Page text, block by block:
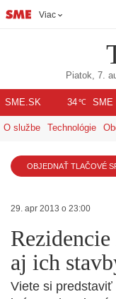
Viac
Piatok, 7.
SME.SK 34℃ SME
O službe Technológie
OBJEDNAŤ TLAČOVÉ
29. apr 2013 o 23:00
aj ich
Viete si